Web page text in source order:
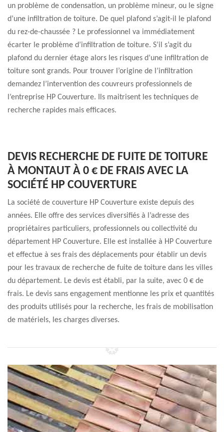
un problème de condensation, un problème mineur, ou le signe
d’une infiltration de toiture. De quel plafond s’agit-il le plafond
du rez-de-chaussée ? Le professionnel va immédiatement
écarter le problème d’infiltration de toiture. S’il s’agit du
plafond du dernier étage alors les risques d’une infiltration de
toiture sont grands. Pour trouver l’origine de l’infiltration
demandez l’intervention des couvreurs professionnels de
l’entreprise HP Couverture. Ils maitrisent les techniques de
recherche rapides mais efficaces.
DEVIS RECHERCHE DE FUITE DE TOITURE
À MONTAUT À 0 € DE FRAIS AVEC LA
SOCIÉTÉ HP COUVERTURE
La société de couverture HP Couverture existe depuis des
années. Elle offre des services diversifiés à l’adresse des
propriétaires particuliers, professionnels ou collectivité du
département HP Couverture. Elle est installée à HP Couverture
et effectue à ses frais des déplacements pour établir un devis
pour les travaux de recherche de fuite de toiture dans les villes
du département. Le devis est établi, par la suite, avec 0 € de
frais. Le devis sans engagement mentionne les prix et quantités
des produits utilisés pour la recherche, les frais de mobilisation
de matériels, les charges diverses.